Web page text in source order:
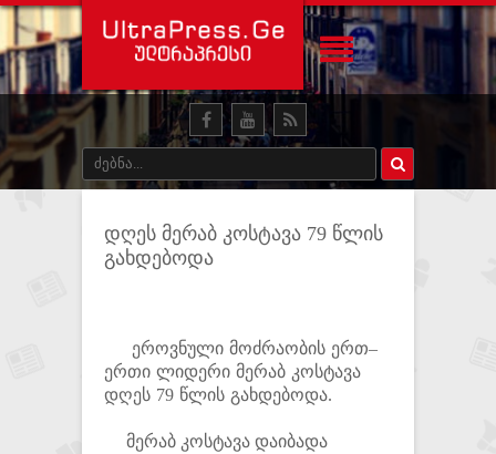
დღეს მერაბ კოსტავა 79 წლის
გახდებოდა
ეროვნული მოძრაობის ერთ–
ერთი ლიდერი მერაბ კოსტავა
დღეს 79 წლის გახდებოდა.
მერაბ კოსტავა დაიბადა